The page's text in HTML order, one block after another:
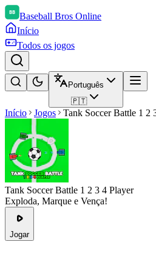
Baseball Bros Online
Início
Todos os jogos
Português
🇵🇹
Início Jogos Tank Soccer Battle 1 2
Tank Soccer Battle 1 2 3 4 Player
Exploda, Marque e Vença!
Jogar